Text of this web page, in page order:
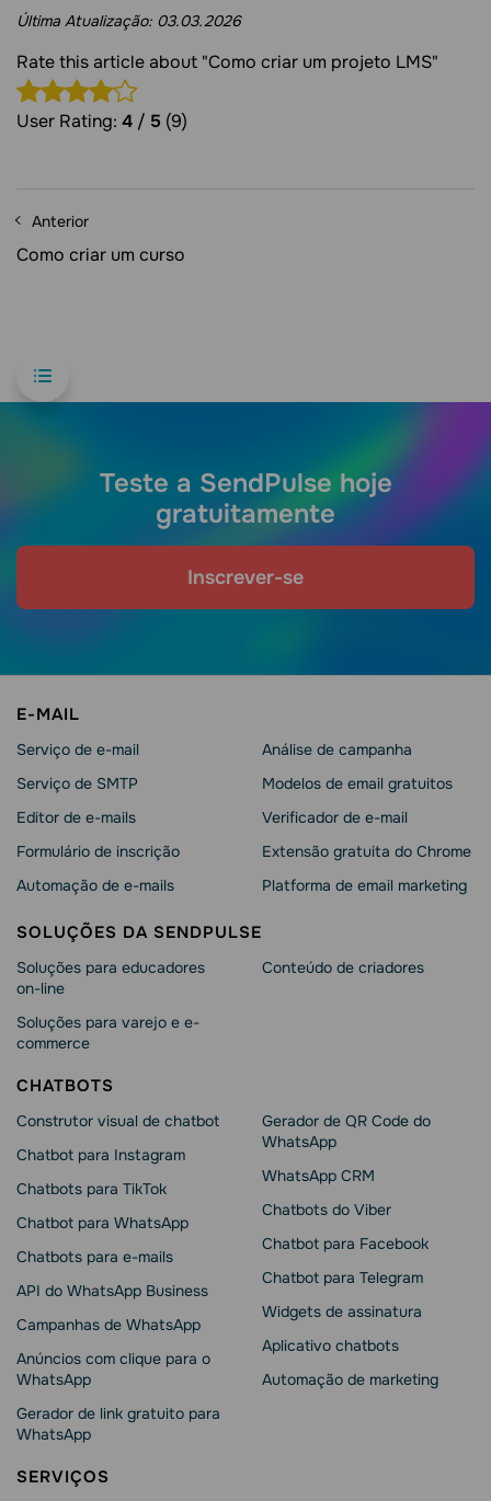
Última Atualização: 03.03.2026
Rate this article about "Como criar um projeto LMS"
User Rating: 4 / 5 (9)
Anterior
Como criar um curso
Teste a SendPulse hoje
gratuitamente
Inscrever-se
E-MAIL
Serviço de e-mail
Serviço de SMTP
Editor de e-mails
Formulário de inscrição
Automação de e-mails
Análise de campanha
Modelos de email gratuitos
Verificador de e-mail
Extensão gratuita do Chrome
Platforma de email marketing
SOLUÇÕES DA SENDPULSE
Soluções para educadores
on-line
Soluções para varejo e e-
commerce
Conteúdo de criadores
CHATBOTS
Construtor visual de chatbot
Chatbot para Instagram
Chatbots para TikTok
Chatbot para WhatsApp
Chatbots para e-mails
API do WhatsApp Business
Campanhas de WhatsApp
Anúncios com clique para o
WhatsApp
Gerador de link gratuito para
WhatsApp
Gerador de QR Code do
WhatsApp
WhatsApp CRM
Chatbots do Viber
Chatbot para Facebook
Chatbot para Telegram
Widgets de assinatura
Aplicativo chatbots
Automação de marketing
SERVIÇOS